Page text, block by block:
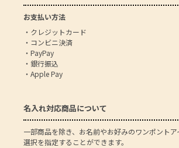
お支払い方法
・クレジットカード
・コンビニ決済
・PayPay
・銀行振込
・Apple Pay
名入れ対応商品について
一部商品を除き、お名前やお好みのワンポント
選択を指定することができます。